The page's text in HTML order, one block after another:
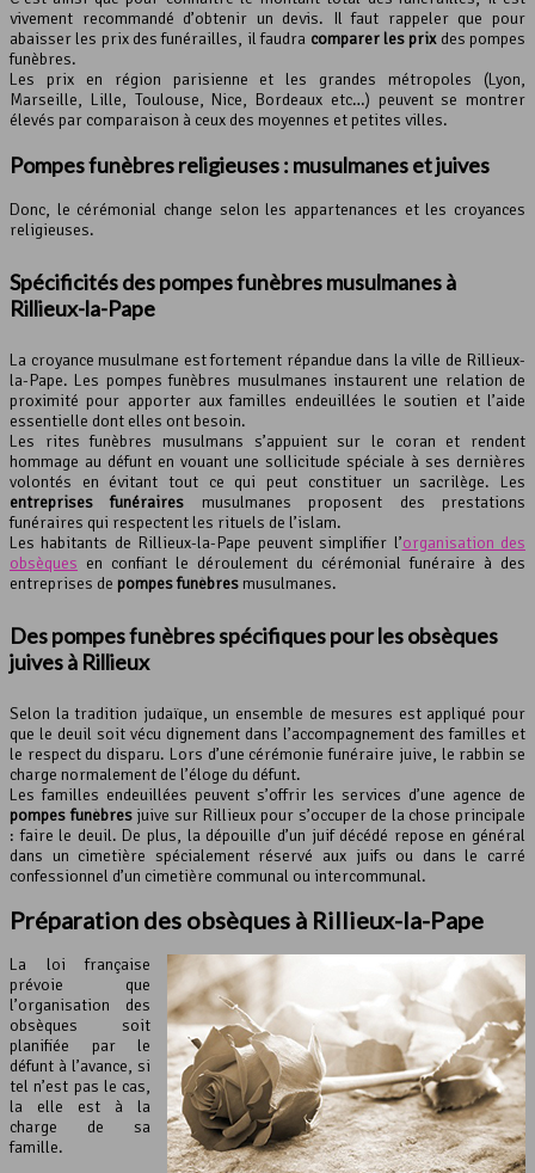
vivement recommandé d’obtenir un devis. Il faut rappeler que pour
abaisser les prix des funérailles, il faudra comparer les prixdes pompes
funèbres.
Les prix en région parisienne et les grandes métropoles (Lyon,
Marseille, Lille, Toulouse, Nice, Bordeaux etc…) peuvent se montrer
élevés par comparaison à ceux des moyennes et petites villes.
Pompes funèbres religieuses : musulmanes et juives
Donc, le cérémonial change selon les appartenances et les croyances
religieuses.
Spécificités des pompes funèbres musulmanes à
Rillieux-la-Pape
La croyance musulmane est fortement répandue dans la ville de Rillieux-
la-Pape. Les pompes funèbres musulmanes instaurent une relation de
proximité pour apporter aux familles endeuillées le soutien et l’aide
essentielle dont elles ont besoin.
Les rites funèbres musulmans s’appuient sur le coran et rendent
hommage au défunt en vouant une sollicitude spéciale à ses dernières
volontés en évitant tout ce qui peut constituer un sacrilège. Les
entreprises funéraires musulmanes proposent des prestations
funéraires qui respectent les rituels de l’islam.
Les habitants de Rillieux-la-Pape peuvent simplifier l’organisation des
obsèques en confiant le déroulement du cérémonial funéraire à des
entreprises de pompes funèbres musulmanes.
Despompes funèbresspécifiques pour les obsèques
juives à Rillieux
Selon la tradition judaïque, un ensemble de mesures est appliqué pour
que le deuil soit vécu dignement dans l’accompagnement des familles et
le respect du disparu. Lors d’une cérémonie funéraire juive, le rabbin se
charge normalement de l’éloge du défunt.
Les familles endeuillées peuvent s’offrir les services d’une agence de
pompes funèbresjuive sur Rillieux pour s’occuper de la chose principale
: faire le deuil. De plus, la dépouille d’un juif décédé repose en général
dans un cimetière spécialement réservé aux juifs ou dans le carré
confessionnel d’un cimetière communal ou intercommunal.
Préparation des obsèques à Rillieux-la-Pape
La loi française
prévoie que
l’organisation des
obsèques soit
planifiée par le
défunt à l’avance, si
tel n’est pas le cas,
la elle est à la
charge de sa
famille.